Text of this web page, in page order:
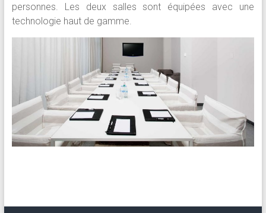
personnes. Les deux salles sont équipées avec une
technologie haut de gamme.